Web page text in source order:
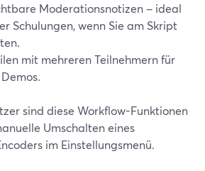
Moderationsnotizen – ideal
Schulungen, wenn Sie am Skript
mit mehreren Teilnehmern für
sind diese Workflow-Funktionen
Umschalten eines
im Einstellungsmenü.